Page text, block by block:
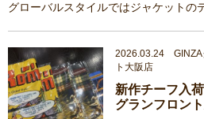
グローバルスタイルではジャケットの
2026.03.24 GINZA
ト大阪店
新作チーフ入
グランフロント